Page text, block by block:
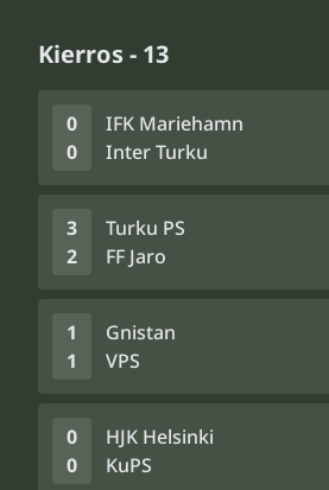
Kierros - 13
0
0
IFK Mariehamn
Inter Turku
3
2
Turku PS
FF Jaro
1
1
Gnistan
VPS
0
0
HJK Helsinki
KuPS